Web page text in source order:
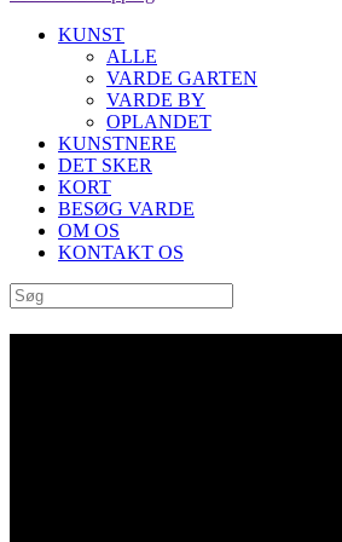
KUNST
ALLE
VARDE GARTEN
VARDE BY
OPLANDET
KUNSTNERE
DET SKER
KORT
BESØG VARDE
OM OS
KONTAKT OS